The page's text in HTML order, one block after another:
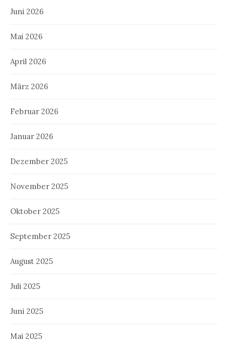
Juni 2026
Mai 2026
April 2026
März 2026
Februar 2026
Januar 2026
Dezember 2025
November 2025
Oktober 2025
September 2025
August 2025
Juli 2025
Juni 2025
Mai 2025